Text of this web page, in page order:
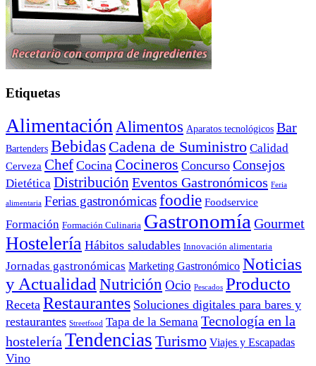
Etiquetas
Alimentación Alimentos Aparatos tecnológicos Bar
Bartenders Bebidas Cadena de Suministro Calidad
Cerveza Chef Cocina Cocineros Concurso Consejos
Dietética Distribución Eventos Gastronómicos Feria
alimentaria Ferias gastronómicasfoodie Foodservice
Formación Formación Culinaria Gastronomía Gourmet
Hostelería Hábitos saludables Innovación alimentaria
Jornadas gastronómicas Marketing Gastronómico Noticias
y Actualidad Nutrición Ocio Pescados Producto
Receta Restaurantes Soluciones digitales para bares y
restaurantes Streetfood Tapa de la Semana Tecnología en la
hostelería Tendencias Turismo Viajes y Escapadas
Vino